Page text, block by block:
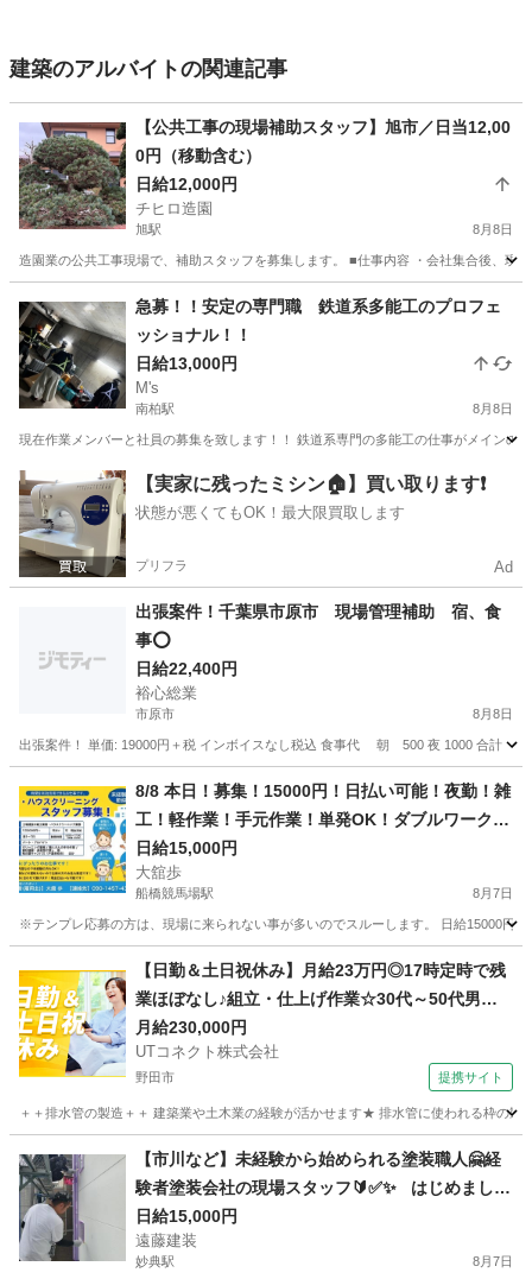
建築のアルバイトの関連記事
【公共工事の現場補助スタッフ】旭市／日当12,00
0円（移動含む）
日給12,000円
チヒロ造園
旭駅 8月8日
造園業の公共工事現場で、補助スタッフを募集します。 ■仕事内容 ・会社集合後、
旭駅 建築
急募！！安定の専門職 鉄道系多能工のプロフェ
ッショナル！！
日給13,000円
M's
南柏駅 8月8日
現在作業メンバーと社員の募集を致します！！ 鉄道系専門の多能工の仕事がメイン
柏市 南柏駅 その他 瓦屋根
【実家に残ったミシン🏠】買い取ります❗️
状態が悪くてもOK！最大限買取します
プリフラ Ad
出張案件！千葉県市原市 現場管理補助 宿、食
事⭕️
日給22,400円
裕心総業
市原市 8月8日
出張案件！ 単価: 19000円＋税 インボイスなし税込 食事代 朝 500 夜 1000 合計
建築
8/8 本日！募集！15000円！日払い可能！夜勤！雑
工！軽作業！手元作業！単発OK！ダブルワーク可
能！建設現場
日給15,000円
大舘歩
船橋競馬場駅 8月7日
※テンプレ応募の方は、現場に来られない事が多いのでスルーします。 日給15000
船橋競馬場駅 その他 建設現場
【日勤＆土日祝休み】月給23万円◎17時定時で残
業ほぼなし♪組立・仕上げ作業☆30代～50代男性
活躍中＜茨城県守谷市＞
月給230,000円
UTコネクト株式会社
野田市 提携サイト
＋＋排水管の製造＋＋ 建築業や土木業の経験が活かせます★ 排水管に使われる枠の
大工
【市川など】未経験から始められる塗装職人🤗経
験者塗装会社の現場スタッフ🔰✅✨ はじめまして
🙇閲覧ありがとうございます🌈 市川の外壁塗装専
門店の遠藤建装です☺️
日給15,000円
遠藤建装
妙典駅 8月7日